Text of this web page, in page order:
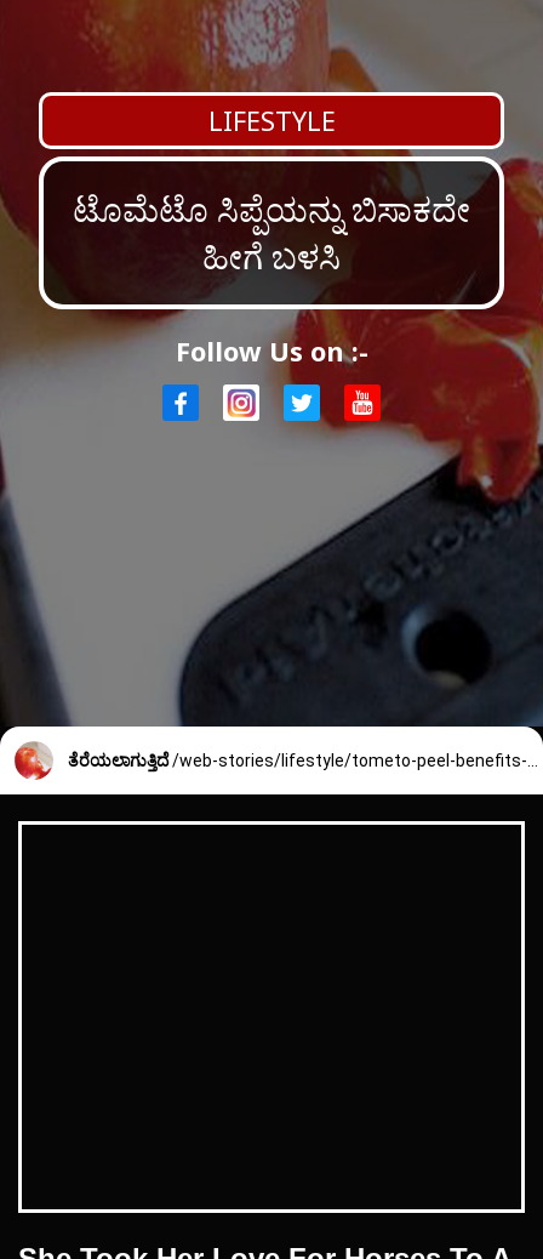
LIFESTYLE
ಟೊಮೆಟೊ ಸಿಪ್ಪೆಯನ್ನು ಬಿಸಾಕದೇ
ಹೀಗೆ ಬಳಸಿ
Follow Us on :-
ತೆರೆಯಲಾಗುತ್ತಿದೆ